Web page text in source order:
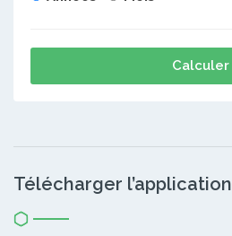
Calculer
Télécharger l’application